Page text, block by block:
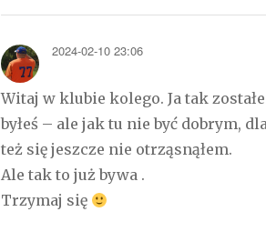
2024-02-10 23:06
Witaj w klubie kolego. Ja tak
byłeś – ale jak tu nie być dobrym,
też się jeszcze nie otrząsnąłem.
Ale tak to już bywa .
Trzymaj się